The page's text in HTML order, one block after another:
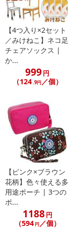
は、専門医にご相
悪化させることが
※傷やはれもの、
いでください。
※目に入らないよ
水またはぬるま湯
感が残る場合は、
※本商品を使用し
を負いません。予
※商品は、簡易包
ジに外国語が表記
場合がございます
※生産の関係によ
ます。
※商品改良のため
ます。予めご了承
※お使いのモニタ
異なって見える場
※使用感・発色に
※メール便の発送
【4つ入り×2セット
／みけねこ】ネコ足
チェアソックス |
か...
999円
（124.9円／個）
【ピンク×ブラウン
花柄】色々使える多
用途ポーチ | 3つの
ポ...
1188円
（594 円／個）